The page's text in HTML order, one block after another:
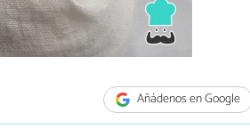
Añádenos en Google